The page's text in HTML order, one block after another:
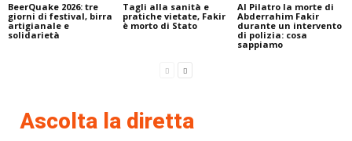
BeerQuake 2026: tre
giorni di festival, birra
artigianale e
solidarietà
Tagli alla sanità e
pratiche vietate, Fakir
è morto di Stato
Al Pilatro la morte di
Abderrahim Fakir
durante un intervento
di polizia: cosa
sappiamo
Ascolta la diretta